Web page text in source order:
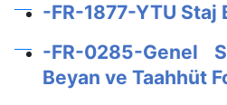
-FR-1877-YTU Staj
-FR-0285-Genel
Beyan ve Taahhüt